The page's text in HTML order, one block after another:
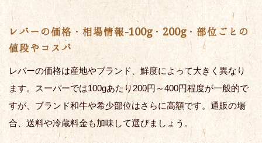
レバーの価格・相場情報-100g・200g・部位ごとの
値段やコスパ
レバーの価格は産地やブランド、鮮度によって大きく異なり
ます。スーパーでは100gあたり200円～400円程度が一般的で
すが、ブランド和牛や希少部位はさらに高額です。通販の場
合、送料や冷蔵料金も加味して選びましょう。